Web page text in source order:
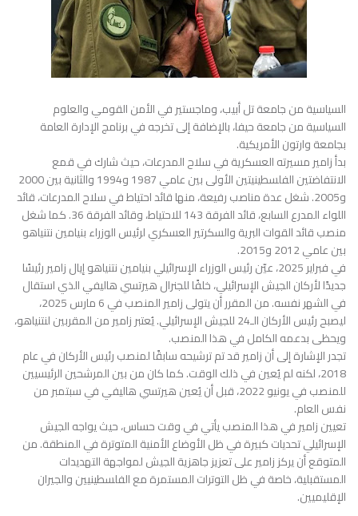
السياسية من جامعة تل أبيب، وماجستير في الأمن القومي والعلوم
السياسية من جامعة حيفا، بالإضافة إلى تخرجه في برنامج الإدارة العامة
بجامعة وارتون الأمريكية.
بدأ زامير مسيرته العسكرية في سلاح المدرعات، حيث شارك في قمع
الانتفاضتين الفلسطينيتين الأولى بين عامي 1987 و1994 والثانية بين 2000
و2005. شغل عدة مناصب رفيعة، منها قائد احتياط في سلاح المدرعات، قائد
اللواء المدرع السابع، قائد الفرقة 143 للاحتياط، وقائد الفرقة 36. كما شغل
منصب قائد القوات البرية والسكرتير العسكري لرئيس الوزراء بنيامين نتنياهو
بين عامي 2012 و2015.
في فبراير 2025، عيّن رئيس الوزراء الإسرائيلي بنيامين نتنياهو إيال زامير رئيسًا
جديدًا لأركان الجيش الإسرائيلي، خلفًا للجنرال هيرتسي هاليفي الذي استقال
في الشهر نفسه. من المقرر أن يتولى زامير المنصب في 6 مارس 2025،
ليصبح رئيس الأركان الـ24 للجيش الإسرائيلي. يُعتبر زامير من المقربين لنتنياهو،
ويحظى بدعمه الكامل في هذا المنصب.
تجدر الإشارة إلى أن زامير قد تم ترشيحه سابقًا لمنصب رئيس الأركان في عام
2018، لكنه لم يُعين في ذلك الوقت. كما كان من بين المرشحين الرئيسيين
للمنصب في يونيو 2022، قبل أن يُعين هيرتسي هاليفي في سبتمبر من
نفس العام.
تعيين زامير في هذا المنصب يأتي في وقت حساس، حيث يواجه الجيش
الإسرائيلي تحديات كبيرة في ظل الأوضاع الأمنية المتوترة في المنطقة. من
المتوقع أن يركز زامير على تعزيز جاهزية الجيش لمواجهة التهديدات
المستقبلية، خاصة في ظل التوترات المستمرة مع الفلسطينيين والجيران
الإقليميين.